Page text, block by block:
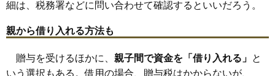
細は、税務署などに問い合わせて確認するといいだろう。
親から借り入れる方法も
贈与を受けるほかに、 親子間で資金を「借り入れる」 と
いう選択もある。借用の場合、贈与税はかからないが、